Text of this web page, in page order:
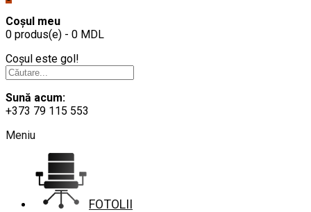
Coșul meu
0 produs(e) - 0 MDL
Coșul este gol!
Sună acum:
+373 79 115 553
Meniu
FOTOLII